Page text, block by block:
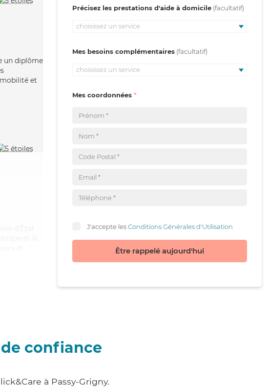
un diplôme
mobilité et
d'État
et la
Précisez les prestations d'aide à domicile
choisissez un service
Mes besoins complémentaires
choisissez un service
Mes coordonnées
J'accepte lesConditions Générales d'Utilisation
Être rappelé aujourd'hui
confiance
à Passy-Grigny.